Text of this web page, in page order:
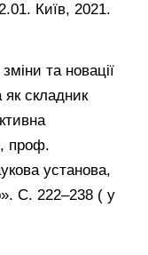
Київ, 2021.
та новації
як складник
проф.
установа,
С. 222–238 ( у